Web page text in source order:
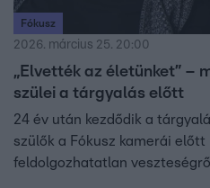
Fókusz
2026. március 25. 20:00
„Elvették az életünket” –
szülei a tárgyalás előtt
24 év után kezdődik a
szülők a Fókusz kamerái
feldolgozhatatlan